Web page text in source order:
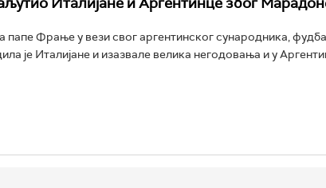
папе Фрање у вези свог аргентинског сународника,
је Италијане и изазвале велика негодовања и у